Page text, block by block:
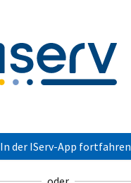
In der IServ-App fortfahren